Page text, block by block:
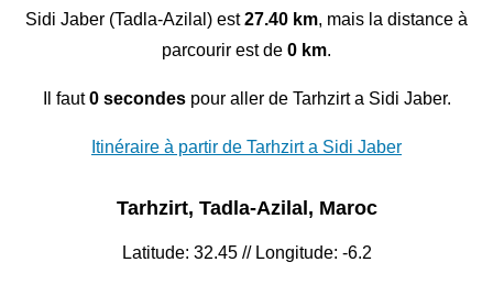
Sidi Jaber (Tadla-Azilal) est27.40 km, mais la distance à
parcourir est de 0 km.
Il faut0 secondespour aller de Tarhzirt a Sidi Jaber.
Itinéraire à partir de Tarhzirt a Sidi Jaber
Tarhzirt, Tadla-Azilal, Maroc
Latitude: 32.45 // Longitude: -6.2